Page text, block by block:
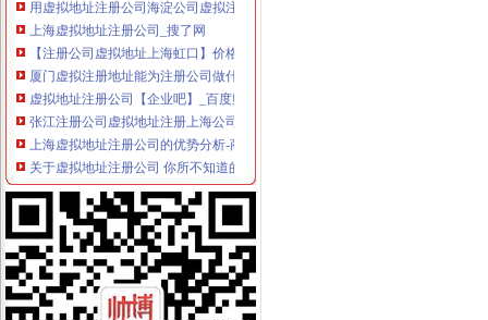
上海虚拟地址注册公司_搜了网
【注册公司虚拟地址上海虹口】价格_厂家_图片-Hc360慧聪网
厦门虚拟注册地址能为注册公司做什么-久久信息网
虚拟地址注册公司【企业吧】_百度贴吧
张江注册公司虚拟地址注册上海公司流程_搜狐财经_搜狐网
上海虚拟地址注册公司的优势分析-商务服务
关于虚拟地址注册公司 你所不知道的问题_北京代办注册公司-泓灼_
注册北京公司北京注册公司虚拟地址
注册公司虚拟地址到底可靠不可靠,会不会有人来查我？-商务服务
张江注册公司虚拟地址注册上海公司流程_搜狐财经_搜狐网
注册公司能否使用虚拟地址？
苏州工业园区虚拟地址注册公司需要哪些-商务服务-番禺社区网
公司注册地址,虚拟地址能注册吗
提供公司注册虚拟地址注册公司-爱喇叭网